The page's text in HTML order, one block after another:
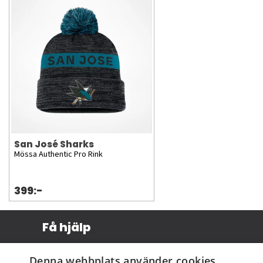
San José Sharks
Mössa Authentic Pro Rink
399:-
Få hjälp